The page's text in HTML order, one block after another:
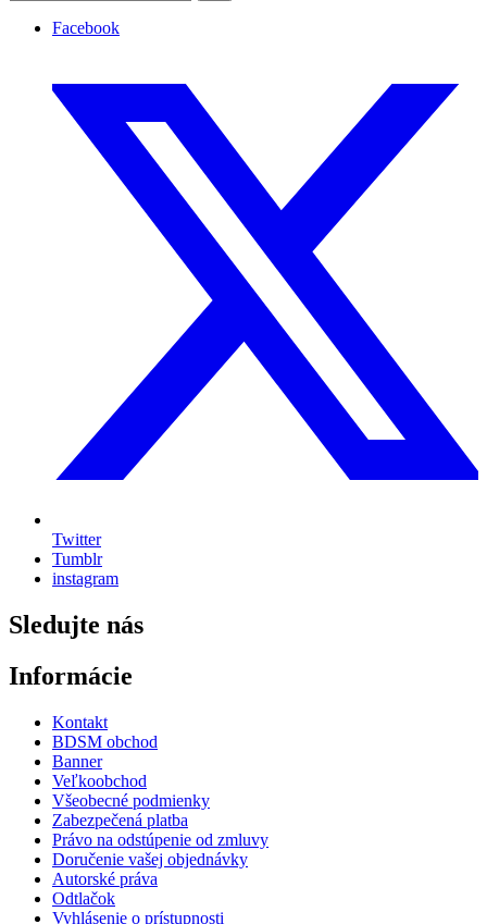
Facebook
Twitter
Tumblr
instagram
Sledujte nás
Informácie
Kontakt
BDSM obchod
Banner
Veľkoobchod
Všeobecné podmienky
Zabezpečená platba
Právo na odstúpenie od zmluvy
Doručenie vašej objednávky
Autorské práva
Odtlačok
Vyhlásenie o prístupnosti